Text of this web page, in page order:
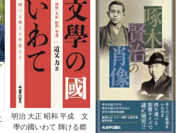
明治 大正 昭和 平成 文
學の國いわて 輝ける郷